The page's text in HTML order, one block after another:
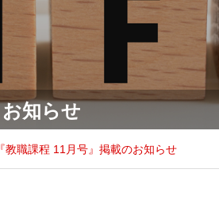
お知らせ
『教職課程 11月号』掲載のお知らせ